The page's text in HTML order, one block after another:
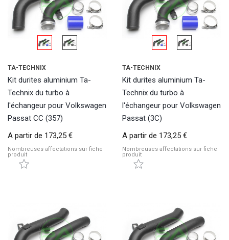
TA-TECHNIX
Kit durites aluminium Ta-
Technix du turbo à
l'échangeur pour Volkswagen
Passat CC (357)
A partir de 173,25 €
Nombreuses affectations sur fiche
produit
TA-TECHNIX
Kit durites aluminium Ta-
Technix du turbo à
l'échangeur pour Volkswagen
Passat (3C)
A partir de 173,25 €
Nombreuses affectations sur fiche
produit